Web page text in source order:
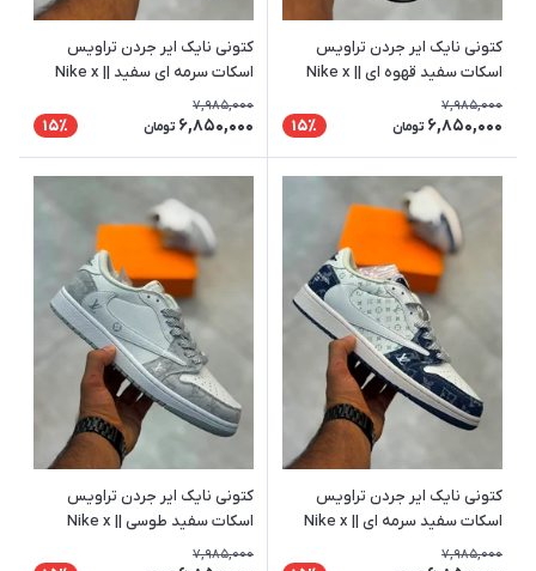
کتونی نایک ایر جردن تراویس
اسکات سفید قهوه ای || Nike x
Travis Scott
7,985,000
6,850,000 تومان 15٪
کتونی نایک ایر جردن تراویس
اسکات سرمه ای سفید || Nike x
Travis Scott
7,985,000
6,850,000 تومان 15٪
کتونی نایک ایر جردن تراویس
اسکات سفید سرمه ای || Nike x
Travis Scott
7,985,000
کتونی نایک ایر جردن تراویس
اسکات سفید طوسی || Nike x
Travis Scott
7,985,000